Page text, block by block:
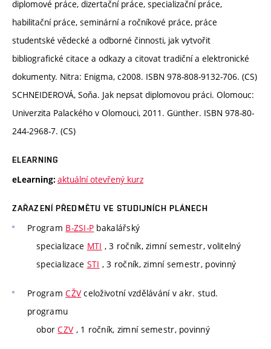
diplomové práce, dizertační práce, specializační práce,
habilitační práce, seminární a ročníkové práce, práce
studentské vědecké a odborné činnosti, jak vytvořit
bibliografické citace a odkazy a citovat tradiční a elektronické
dokumenty. Nitra: Enigma, c2008. ISBN 978-808-9132-706. (CS)
SCHNEIDEROVÁ, Soňa. Jak nepsat diplomovou práci. Olomouc:
Univerzita Palackého v Olomouci, 2011. Günther. ISBN 978-80-
244-2968-7. (CS)
ELEARNING
eLearning: aktuální otevřený kurz
ZAŘAZENÍ PŘEDMĚTU VE STUDIJNÍCH PLÁNECH
Program B-ZSI-P bakalářský
specializace MTI , 3 ročník, zimní semestr, volitelný
specializace STI , 3 ročník, zimní semestr, povinný
ProgramCŽV celoživotní vzdělávání v akr. stud.
programu
oborCZV , 1 ročník, zimní semestr, povinný